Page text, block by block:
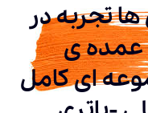
ها تجربه در
عمده ی
ای کامل